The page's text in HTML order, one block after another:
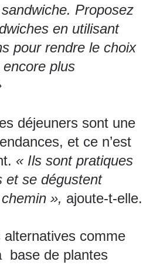
Proposez
en utilisant
pour rendre le choix
plus
déjeuners sont une
et ce n’est
« Ils sont pratiques
et se dégustent
», ajoute-t-elle.
alternatives comme
base de plantes